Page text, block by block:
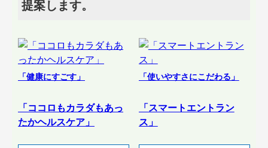
提案します。
「健康にすごす」
「ココロもカラダもあっ
たかヘルスケア」
「使いやすさにこだわる」
「スマートエントラン
ス」